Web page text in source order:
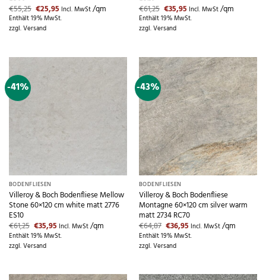
€55,25 Ursprünglicher
Preis
war:
€55,25
€25,95Aktueller
Preis
ist:
Incl. MwSt/qm
Enthält 19% MwSt.
zzgl.Versand
€61,25 Ursprünglicher
Preis
war:
€61,25
€35,95Aktueller
Preis
ist:
Incl. MwSt/qm
Enthält 19% MwSt.
zzgl.Versand
-41%
BODENFLIESEN
Villeroy & Boch Bodenfliese Mellow
Stone 60×120 cm white matt 2776
ES10
€61,25 Ursprünglicher
Preis
war:
€61,25
€35,95Aktueller
Preis
ist:
Incl. MwSt/qm
Enthält 19% MwSt.
zzgl.Versand
-43%
BODENFLIESEN
Villeroy & Boch Bodenfliese
Montagne 60×120 cm silver warm
matt 2734 RC70
€64,87 Ursprünglicher
Preis
war:
€64,87
€36,95Aktueller
Preis
ist:
Incl. MwSt/qm
Enthält 19% MwSt.
zzgl.Versand